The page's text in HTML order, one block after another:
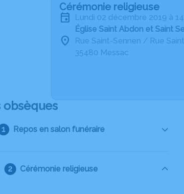
Cérémonie religieuse
lundi 02 décembre 2019 à
Église Saint Abdon et Saint
Rue Saint-Sennen / Rue
35480 Messac
obsèques
Repos en salon funéraire
Cérémonie religieuse